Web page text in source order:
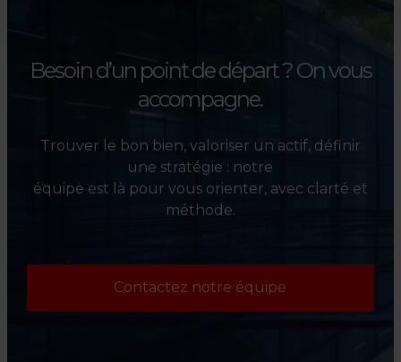
Besoin d’un point de départ ?On vous
accompagne.
Trouver le bon bien, valoriser un actif, définir
une stratégie : notre
équipe est là pour vous orienter, avec clarté et
méthode.
Contactez notre équipe